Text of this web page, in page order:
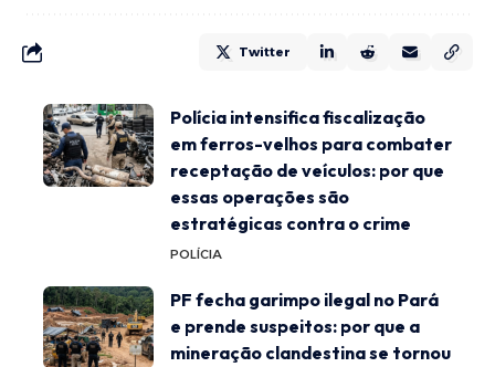
Twitter
Polícia intensifica fiscalização
em ferros-velhos para combater
receptação de veículos: por que
essas operações são
estratégicas contra o crime
POLÍCIA
PF fecha garimpo ilegal no Pará
e prende suspeitos: por que a
mineração clandestina se tornou